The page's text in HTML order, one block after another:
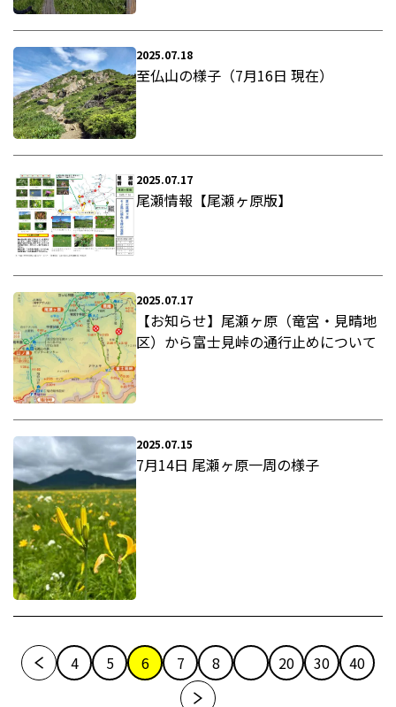
2025.07.18
至仏山の様子（7月16日 現在）
2025.07.17
尾瀬情報【尾瀬ヶ原版】
2025.07.17
【お知らせ】尾瀬ヶ原（竜宮・見晴地
区）から富士見峠の通行止めについて
2025.07.15
7月14日 尾瀬ヶ原一周の様子
4 5 6 7 8 20 30 40